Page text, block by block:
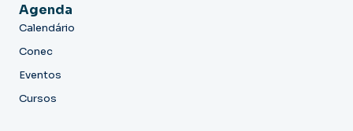
Agenda
Calendário
Conec
Eventos
Cursos